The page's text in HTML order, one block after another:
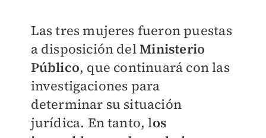
Las tres mujeres fueron puestas
a disposición delMinisterio
Público, que continuará con las
investigaciones para
determinar su situación
jurídica. En tanto, los